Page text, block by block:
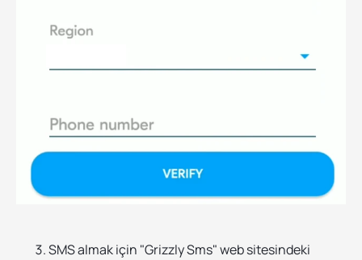
SMS almak için "Grizzly Sms" web sitesindeki